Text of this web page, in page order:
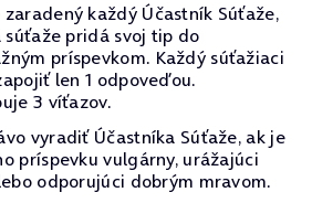
každý Účastník Súťaže,
pridá svoj tip do
príspevkom. Každý súťažiaci
len 1 odpoveďou.
3 víťazov.
vyradiť Účastníka Súťaže, ak je
príspevku vulgárny, urážajúci
odporujúci dobrým mravom.